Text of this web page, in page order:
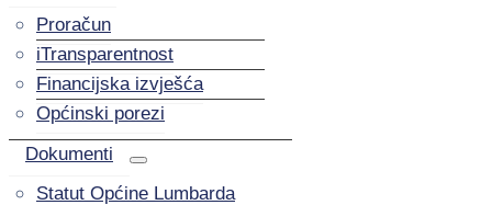
Proračun
iTransparentnost
Financijska izvješća
Općinski porezi
Dokumenti
Statut Općine Lumbarda